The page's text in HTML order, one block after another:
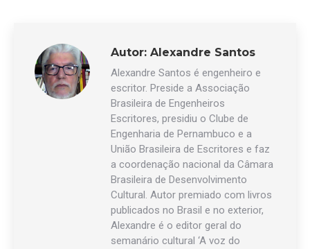
Autor: Alexandre Santos
Alexandre Santos é engenheiro e
escritor. Preside a Associação
Brasileira de Engenheiros
Escritores, presidiu o Clube de
Engenharia de Pernambuco e a
União Brasileira de Escritores e faz
a coordenação nacional da Câmara
Brasileira de Desenvolvimento
Cultural. Autor premiado com livros
publicados no Brasil e no exterior,
Alexandre é o editor geral do
semanário cultural ‘A voz do